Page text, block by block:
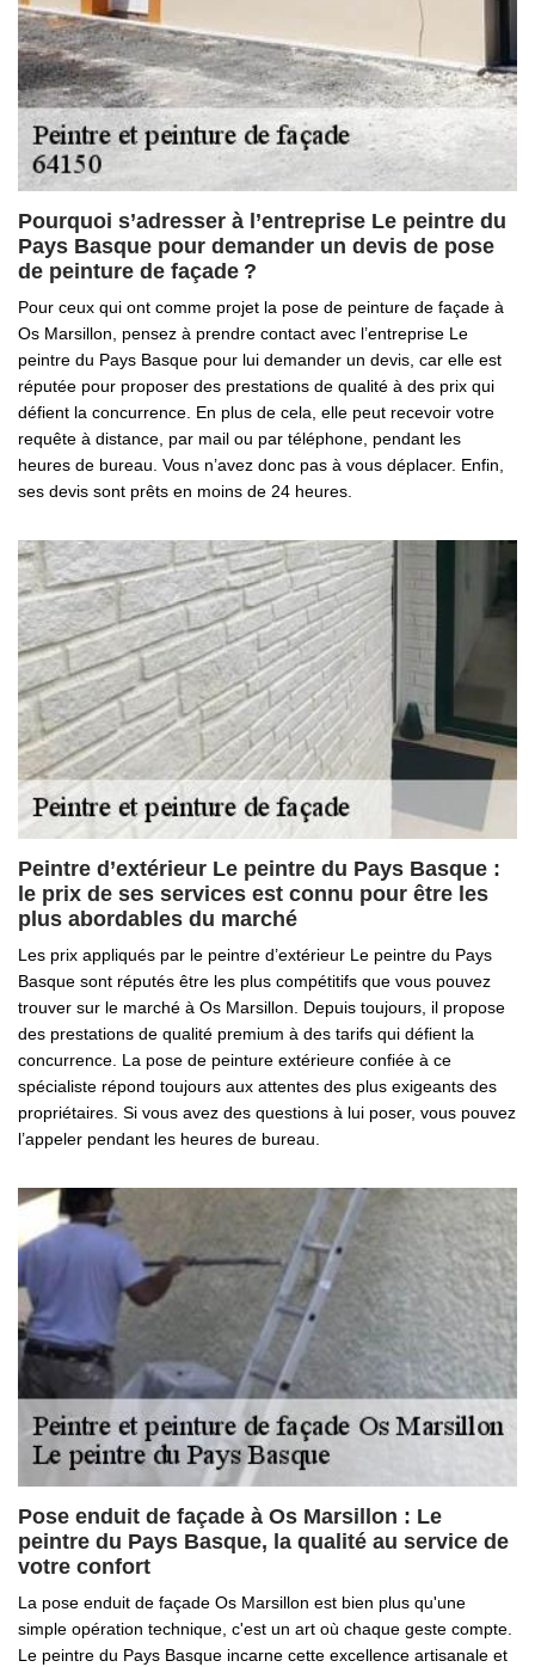
Pourquoi s’adresser à l’entreprise Le peintre du
Pays Basque pour demander un devis de pose
de peinture de façade ?
Pour ceux qui ont comme projet la pose de peinture de façade à
Os Marsillon, pensez à prendre contact avec l’entreprise Le
peintre du Pays Basque pour lui demander un devis, car elle est
réputée pour proposer des prestations de qualité à des prix qui
défient la concurrence. En plus de cela, elle peut recevoir votre
requête à distance, par mail ou par téléphone, pendant les
heures de bureau. Vous n’avez donc pas à vous déplacer. Enfin,
ses devis sont prêts en moins de 24 heures.
Peintre d’extérieur Le peintre du Pays Basque :
le prix de ses services est connu pour être les
plus abordables du marché
Les prix appliqués par le peintre d’extérieur Le peintre du Pays
Basque sont réputés être les plus compétitifs que vous pouvez
trouver sur le marché à Os Marsillon. Depuis toujours, il propose
des prestations de qualité premium à des tarifs qui défient la
concurrence. La pose de peinture extérieure confiée à ce
spécialiste répond toujours aux attentes des plus exigeants des
propriétaires. Si vous avez des questions à lui poser, vous pouvez
l’appeler pendant les heures de bureau.
Pose enduit de façade à Os Marsillon : Le
peintre du Pays Basque, la qualité au service de
votre confort
La pose enduit de façade Os Marsillon est bien plus qu'une
simple opération technique, c'est un art où chaque geste compte.
Le peintre du Pays Basque incarne cette excellence artisanale et